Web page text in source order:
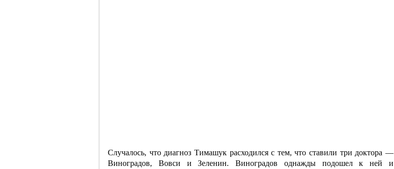
Случалось, что диагноз Тимашук расходился с тем, что ставили три доктора —
Виноградов, Вовси и Зеленин. Виноградов однажды подошел к ней и